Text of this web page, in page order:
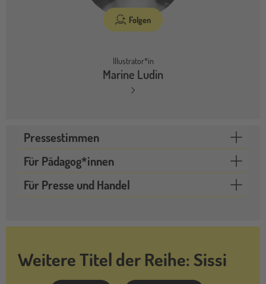
Folgen
Illustrator*in
Marine Ludin
Pressestimmen
Für Pädagog*innen
Für Presse und Handel
Weitere Titel der Reihe: Sissi